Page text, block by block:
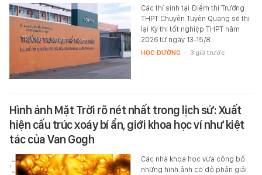
Các thí sinh tại Điểm thi Trường
THPT Chuyên Tuyên Quang sẽ thi
lại Kỳ thi tốt nghiệp THPT năm
2026 từ ngày 13-15/8.
HỌC ĐƯỜNG - 3 giờ trước
Hình ảnh Mặt Trời rõ nét nhất trong lịch sử: Xuất
hiện cấu trúc xoáy bí ẩn, giới khoa học ví như kiệt
tác của Van Gogh
Các nhà khoa học vừa công bố
những hình ảnh có độ phân giải